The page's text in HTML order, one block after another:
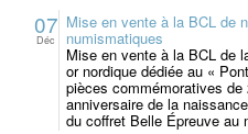
07
Déc
Mise en vente à la BCL de
numismatiques
Mise en vente à la BCL de
or nordique dédiée au «
pièces commémoratives de
anniversaire de la
du coffret Belle Épreuve au